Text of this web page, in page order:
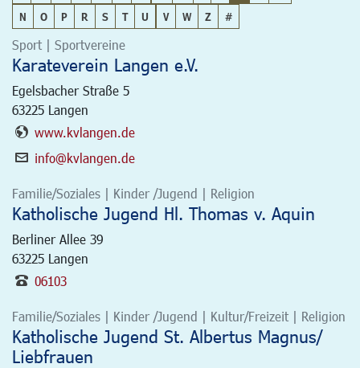
N
O P R S T U V W Z #
Sport | Sportvereine
Karateverein Langen e.V.
Egelsbacher Straße 5
63225 Langen
www.kvlangen.de
info@kvlangen.de
Familie/Soziales | Kinder /Jugend | Religion
Katholische Jugend Hl. Thomas v. Aquin
Berliner Allee 39
63225 Langen
06103
Familie/Soziales | Kinder /Jugend | Kultur/Freizeit | Religion
Katholische Jugend St. Albertus Magnus/
Liebfrauen